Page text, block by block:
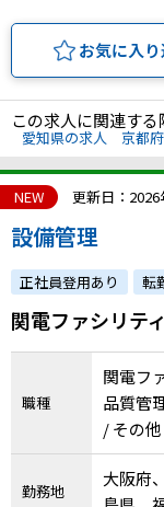
お気に入
この求人に関連す
愛知県の求人 京都
NEW 更新日：2026
設備管理
正社員登用あり 転
関電ファシリテ
職種
関電フ
品質管
/ その他
勤務地
大阪府